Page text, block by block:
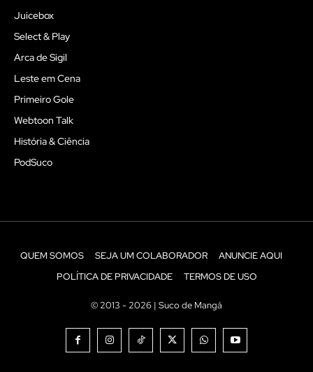
Juicebox
Select & Play
Arca de Sigil
Leste em Cena
Primeiro Gole
Webtoon Talk
História & Ciência
PodSuco
QUEM SOMOS SEJA UM COLABORADOR
ANUNCIE AQUI
POLÍTICA DE PRIVACIDADE
TERMOS DE USO
© 2013 - 2026 | Suco de Mangá